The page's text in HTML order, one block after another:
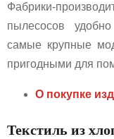
Фабрики-
пылесосов
самые крупные
пригодными для
О покупке
Текстиль из